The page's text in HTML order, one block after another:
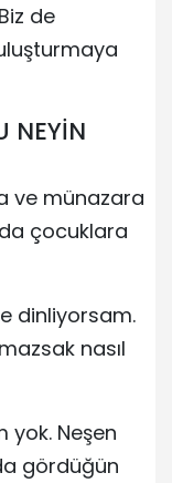
de
NEYİN
ve münazara
çocuklara
dinliyorsam.
nasıl
yok. Neşen
gördüğün